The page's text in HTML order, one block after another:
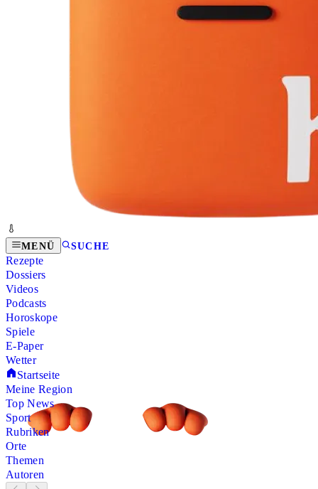
MENÜ SUCHE
Rezepte
Dossiers
Videos
Podcasts
Horoskope
Spiele
E-Paper
Wetter
Startseite
Meine Region
Top News
Sport
Rubriken
Orte
Themen
Autoren